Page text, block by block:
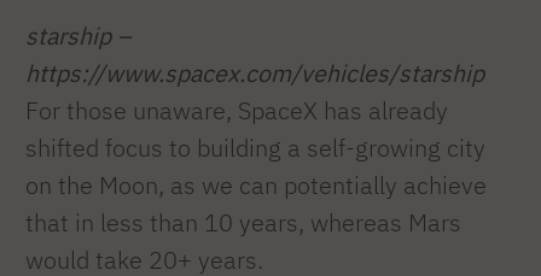
starship –
https://www.spacex.com/vehicles/starship
For those unaware, SpaceX has already
shifted focus to building a self-growing city
on the Moon, as we can potentially achieve
that in less than 10 years, whereas Mars
would take 20+ years.